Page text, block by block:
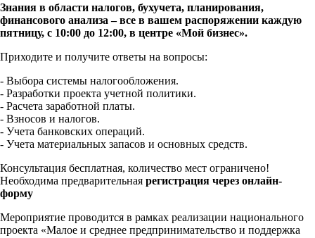
Знания в области налогов, бухучета, планирования,
финансового анализа – все в вашем распоряжении каждую
пятницу, с 10:00 до 12:00, в центре «Мой бизнес».
Приходите и получите ответы на вопросы:
- Выбора системы налогообложения.
- Разработки проекта учетной политики.
- Расчета заработной платы.
- Взносов и налогов.
- Учета банковских операций.
- Учета материальных запасов и основных средств.
Консультация бесплатная, количество мест ограничено!
Необходима предварительная регистрация через онлайн-
форму
Мероприятие проводится в рамках реализации национального
проекта «Малое и среднее предпринимательство и поддержка